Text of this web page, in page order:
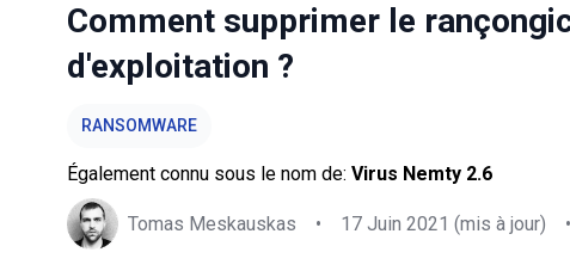
Comment supprimer le
d'exploitation ?
RANSOMWARE
Également connu sous le nom de: Virus Nemty 2.6
Tomas Meskauskas • 17 Juin 2021 (mis à jour) •